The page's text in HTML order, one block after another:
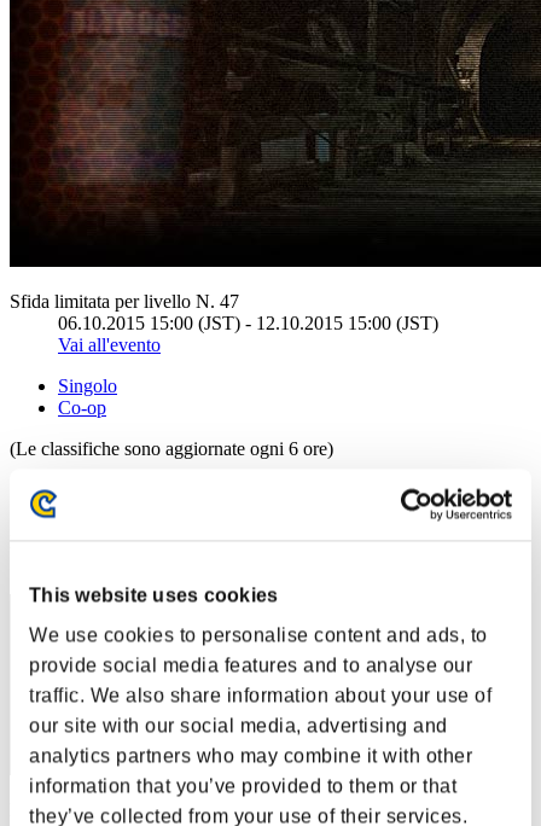
This website uses cookies
We use cookies to personalise content and ads, to
provide social media features and to analyse our
traffic. We also share information about your use of
our site with our social media, advertising and
analytics partners who may combine it with other
information that you’ve provided to them or that
they’ve collected from your use of their services.
Sfida limitata per livello N. 47
06.10.2015 15:00 (JST) - 12.10.2015 15:00 (JST)
Vai all'evento
Singolo
Co-op
(Le classifiche sono aggiornate ogni 6 ore)
Classifiche
Posizione
Punteggio: -